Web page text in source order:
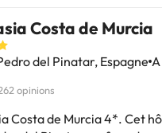
Costa de Murcia
del Pinatar, Espagne
opinions
4*. Cet hôtel et centre de thalassothérapie est situé à